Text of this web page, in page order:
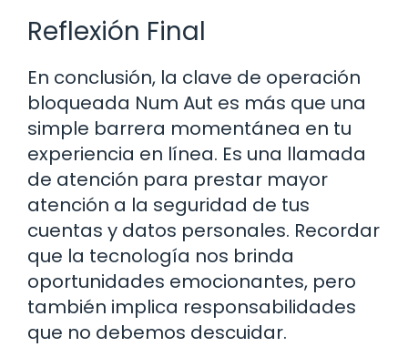
Reflexión Final
En conclusión, la clave de operación
bloqueada Num Aut es más que una
simple barrera momentánea en tu
experiencia en línea. Es una llamada
de atención para prestar mayor
atención a la seguridad de tus
cuentas y datos personales. Recordar
que la tecnología nos brinda
oportunidades emocionantes, pero
también implica responsabilidades
que no debemos descuidar.